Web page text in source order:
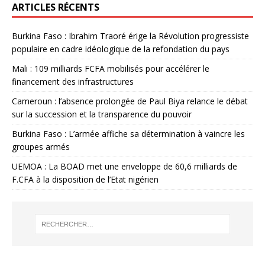
ARTICLES RÉCENTS
Burkina Faso : Ibrahim Traoré érige la Révolution progressiste
populaire en cadre idéologique de la refondation du pays
Mali : 109 milliards FCFA mobilisés pour accélérer le
financement des infrastructures
Cameroun : l’absence prolongée de Paul Biya relance le débat
sur la succession et la transparence du pouvoir
Burkina Faso : L’armée affiche sa détermination à vaincre les
groupes armés
UEMOA : La BOAD met une enveloppe de 60,6 milliards de
F.CFA à la disposition de l’Etat nigérien